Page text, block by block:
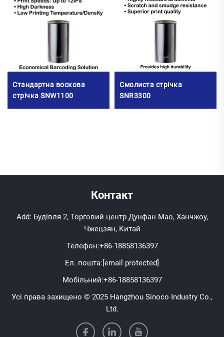
Стандартна воскова
стрічка SNW1100
Смолиста стрічка
SNR3300
Контакт
Add: Будівля 2, Торговий центр Дунфан Мао, Ханчжоу,
Чжецзян, Китай
Телефон:+86-18858136397
Ел. пошта: [email protected]
Мобільний:+86-18858136397
Усі права захищено © 2025 Hangzhou Sinoco Industry Co.,
Ltd.